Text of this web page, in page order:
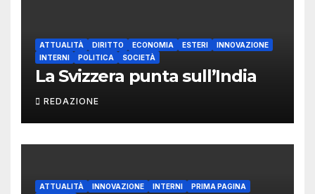
ATTUALITÀ DIRITTO ECONOMIA ESTERI
INNOVAZIONE
INTERNI
POLITICA SOCIETÀ
La Svizzera punta sull’India
REDAZIONE
ATTUALITÀ INNOVAZIONE INTERNI
PRIMA PAGINA